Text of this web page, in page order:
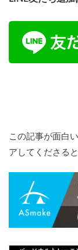
この記事が面白
アしてくださる